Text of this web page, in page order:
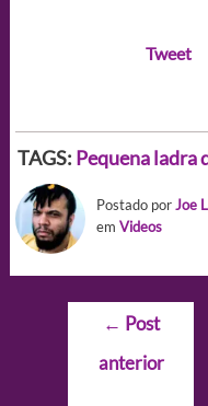
Tweet
TAGS: Pequena ladra
Postado porJoe
em Videos
Navegação
Post
← Post
anterior